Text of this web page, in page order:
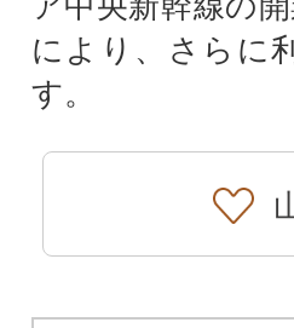
により、さらに
す。